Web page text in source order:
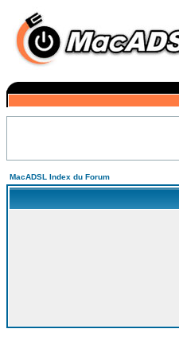
MacADSL Index du Forum